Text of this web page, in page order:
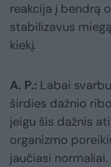
reakcija į bendrą
stabilizavus
kiekį.
A. P.: Labai
širdies dažnio
jeigu šis dažnis
organizmo
jaučiasi